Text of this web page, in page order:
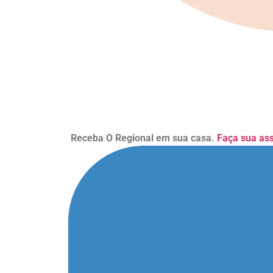
Receba O Regional em sua casa. Faça sua